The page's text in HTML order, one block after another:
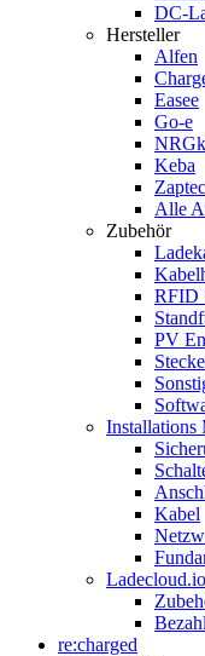
DC-
Hersteller
Alfen
Easee
Go-e
Keba
Zaptec
Alle
Zubehör
RFID
PV
Installations
Kabel
re:charged